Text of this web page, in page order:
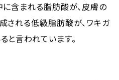
に含まれる脂肪酸が、皮膚の
される低級脂肪酸が、ワキガ
と言われています。